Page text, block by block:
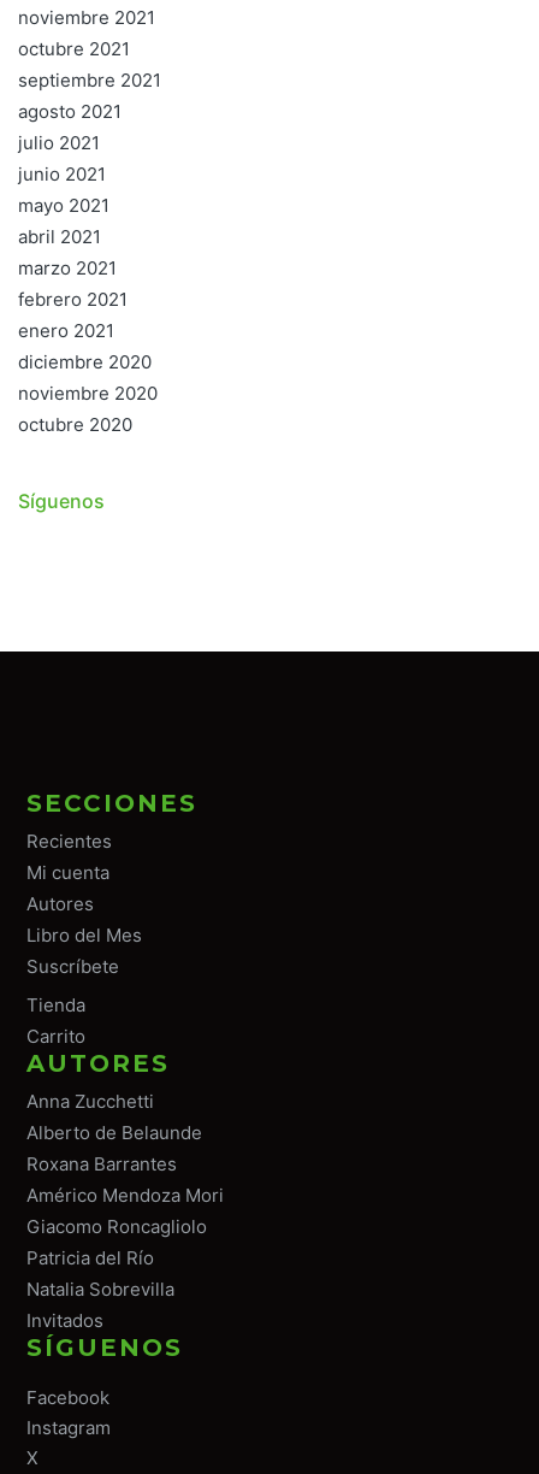
noviembre 2021
octubre 2021
septiembre 2021
agosto 2021
julio 2021
junio 2021
mayo 2021
abril 2021
marzo 2021
febrero 2021
enero 2021
diciembre 2020
noviembre 2020
octubre 2020
Síguenos
SECCIONES
Recientes
Mi cuenta
Autores
Libro del Mes
Suscríbete
Tienda
Carrito
AUTORES
Anna Zucchetti
Alberto de Belaunde
Roxana Barrantes
Américo Mendoza Mori
Giacomo Roncagliolo
Patricia del Río
Natalia Sobrevilla
Invitados
SÍGUENOS
Facebook
Instagram
X